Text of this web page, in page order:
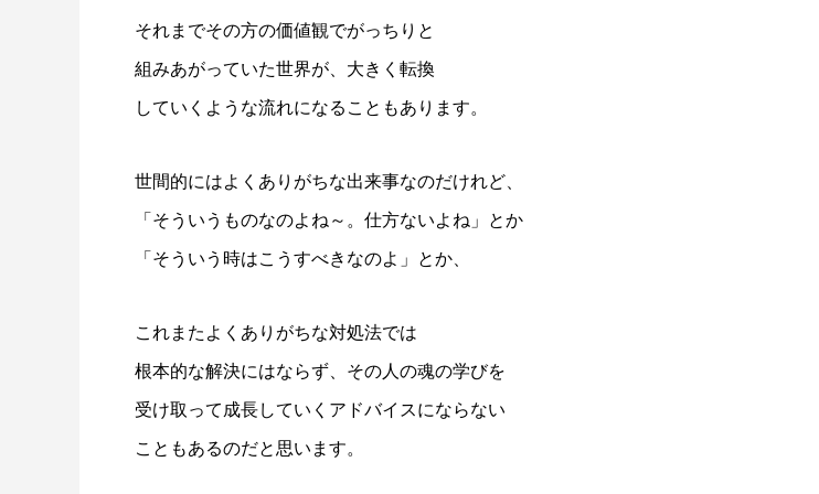
それまでその方の価値観でがっちりと
組みあがっていた世界が、大きく転換
していくような流れになることもあります。
世間的にはよくありがちな出来事なのだけれど、
「そういうものなのよね～。仕方ないよね」とか
「そういう時はこうすべきなのよ」とか、
これまたよくありがちな対処法では
根本的な解決にはならず、その人の魂の学びを
受け取って成長していくアドバイスにならない
こともあるのだと思います。